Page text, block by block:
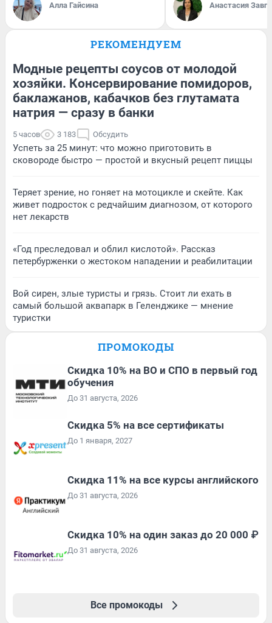
Алла Гайсина Анастасия
РЕКОМЕНДУЕМ
Модные рецепты соусов от молодой
хозяйки. Консервирование помидоров,
баклажанов, кабачков без глутамата
натрия — сразу в банки
5 часов 3 183 Обсудить
Успеть за 25 минут: что можно приготовить в
сковороде быстро — простой и вкусный рецепт пиццы
Теряет зрение, но гоняет на мотоцикле и скейте. Как
живет подросток с редчайшим диагнозом, от которого
нет лекарств
«Год преследовал и облил кислотой». Рассказ
петербурженки о жестоком нападении и реабилитации
Вой сирен, злые туристы и грязь. Стоит ли ехать в
самый большой аквапарк в Геленджике — мнение
туристки
ПРОМОКОДЫ
Скидка 10% на ВО и СПО в первый год
обучения
До 31 августа, 2026
Скидка 5% на все сертификаты
До 1 января, 2027
Скидка 11% на все курсы английского
До 31 августа, 2026
Скидка 10% на один заказ до 20 000 ₽
До 31 августа, 2026
Все промокоды